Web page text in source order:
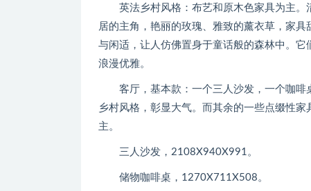
英法乡村风格：布艺和原木色家具为主。
居的主角，艳丽的玫瑰、雅致的薰衣草，家
与闲适，让人仿佛置身于童话般的森林中。
浪漫优雅。
客厅，基本款：一个三人沙发，一个咖啡
乡村风格，彰显大气。而其余的一些点缀性
主。
三人沙发，2108X940X991。
储物咖啡桌，1270X711X508。